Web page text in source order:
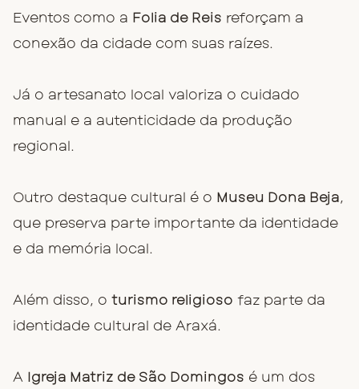
Eventos como a Folia de Reis reforçam a
conexão da cidade com suas raízes.
Já o artesanato local valoriza o cuidado
manual e a autenticidade da produção
regional.
Outro destaque cultural é o Museu Dona Beja,
que preserva parte importante da identidade
e da memória local.
Além disso, o turismo religioso faz parte da
identidade cultural de Araxá.
A Igreja Matriz de São Domingos é um dos